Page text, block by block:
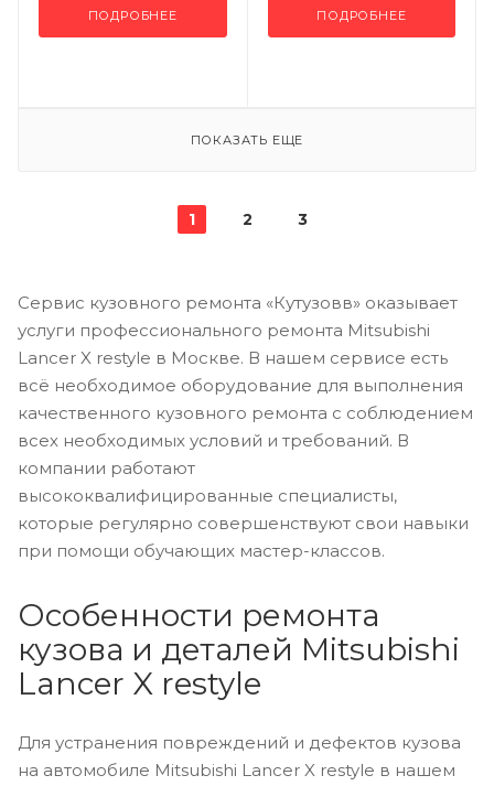
ПОДРОБНЕЕ ПОДРОБНЕЕ
ПОКАЗАТЬ ЕЩЕ
1 2 3
Сервис кузовного ремонта «Кутузовв» оказывает
услуги профессионального ремонта Mitsubishi
Lancer X restyle в Москве. В нашем сервисе есть
всё необходимое оборудование для выполнения
качественного кузовного ремонта с соблюдением
всех необходимых условий и требований. В
компании работают
высококвалифицированные специалисты,
которые регулярно совершенствуют свои навыки
при помощи обучающих мастер-классов.
Особенности ремонта
кузова и деталей Mitsubishi
Lancer X restyle
Для устранения повреждений и дефектов кузова
на автомобиле Mitsubishi Lancer X restyle в нашем